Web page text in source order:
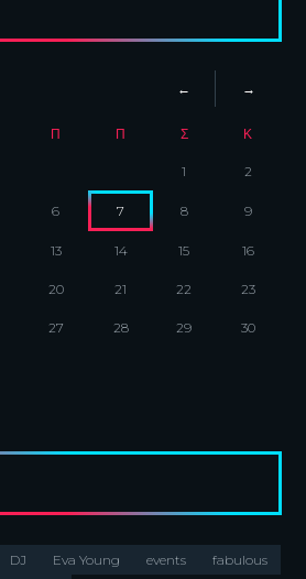
Π Π Σ Κ
1 2
6 7 8 9
13 14 15 16
20 21 22 23
27 28 29 30
DJ Eva Young events
fabulous